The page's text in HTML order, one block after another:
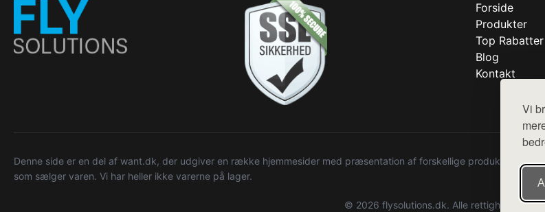
Vi
Forside
Produkter
Top Rabatter
Blog
Kontakt
Denne side er en del af want.dk, der udgiver en række hjemmesider med præsentation af forskellige produkter fra
som sælger varen. Vi har heller ikke varerne på lager.
© 2026 flysolutions.dk. Alle rettigheder